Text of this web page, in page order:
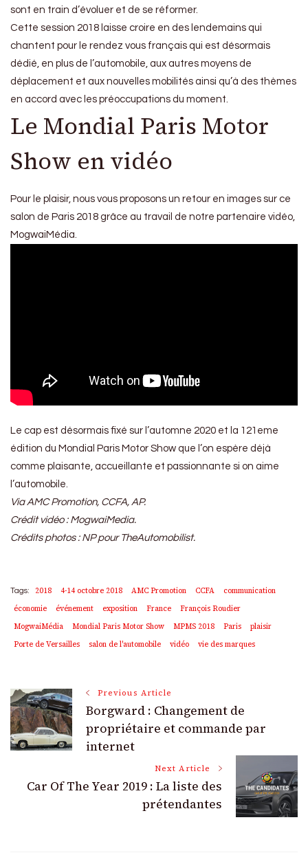
sont en train d’évoluer et de se réformer.
Cette session 2018 laisse croire en des lendemains qui
chantent pour le rendez vous français qui est désormais
dédié, en plus de l’automobile, aux autres moyens de
déplacement et aux nouvelles mobilités ainsi qu’à des thèmes
en accord avec les préoccupations du moment.
Le Mondial Paris Motor
Show en vidéo
Pour le plaisir, nous vous proposons un retour en images sur ce
salon de Paris 2018 grâce au travail de notre partenaire vidéo,
MogwaiMédia.
Le cap est désormais fixé sur l’automne 2020 et la 121eme
édition du Mondial Paris Motor Show que l’on espère déjà
comme plaisante, accueillante et passionnante si on aime
l’automobile.
Via AMC Promotion, CCFA, AP.
Crédit vidéo : MogwaiMedia.
Crédits photos : NP pour TheAutomobilist.
Tags: 2018 4-14 octobre 2018 AMC Promotion CCFA
communication
économie
événement exposition France
François Roudier
MogwaiMédia
Mondial Paris Motor Show MPMS 2018 Paris
plaisir
Porte de Versailles
salon de l'automobile vidéo vie des marques
Post
Navigation
Previous Article
Borgward : Changement de
propriétaire et commande par
internet
Next Article
Car Of The Year 2019 : La liste des
prétendantes